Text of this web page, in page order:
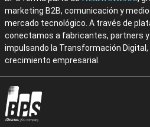
marketing B2B, comunicación y
mercado tecnológico. A través de
conectamos a fabricantes, partners
impulsando la Transformación Digital,
crecimiento empresarial.